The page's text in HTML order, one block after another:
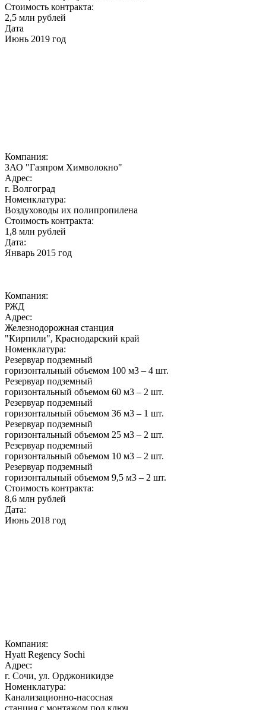
Стоимость контракта:
2,5 млн рублей
Дата
Июнь 2019 год
Компания:
ЗАО "Газпром Химволокно"
Адрес:
г. Волгоград
Номенклатура:
Воздуховоды их полипропилена
Стоимость контракта:
1,8 млн рублей
Дата:
Январь 2015 год
Компания:
РЖД
Адрес:
Железнодорожная станция
"Кирпили", Краснодарский край
Номенклатура:
Резервуар подземный
горизонтальный объемом 100 м3 – 4 шт.
Резервуар подземный
горизонтальный объемом 60 м3 – 2 шт.
Резервуар подземный
горизонтальный объемом 36 м3 – 1 шт.
Резервуар подземный
горизонтальный объемом 25 м3 – 2 шт.
Резервуар подземный
горизонтальный объемом 10 м3 – 2 шт.
Резервуар подземный
горизонтальный объемом 9,5 м3 – 2 шт.
Стоимость контракта:
8,6 млн рублей
Дата:
Июнь 2018 год
Компания:
Hyatt Regency Sochi
Адрес:
г. Сочи, ул. Орджоникидзе
Номенклатура:
Канализационно-насосная
станция с монтажом под ключ